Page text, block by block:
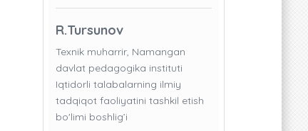
R.Tursunov
Texnik muharrir, Namangan
davlat pedagogika instituti
Iqtidorli talabalarning ilmiy
tadqiqot faoliyatini tashkil etish
bo'limi boshlig’i